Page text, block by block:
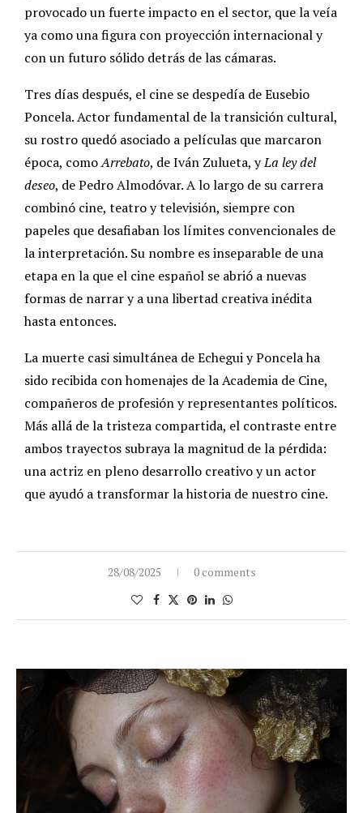
provocado un fuerte impacto en el sector, que la veía
ya como una figura con proyección internacional y
con un futuro sólido detrás de las cámaras.
Tres días después, el cine se despedía de Eusebio
Poncela. Actor fundamental de la transición cultural,
su rostro quedó asociado a películas que marcaron
época, comoArrebato, de Iván Zulueta, yLa ley del
deseo, de Pedro Almodóvar. A lo largo de su carrera
combinó cine, teatro y televisión, siempre con
papeles que desafiaban los límites convencionales de
la interpretación. Su nombre es inseparable de una
etapa en la que el cine español se abrió a nuevas
formas de narrar y a una libertad creativa inédita
hasta entonces.
La muerte casi simultánea de Echegui y Poncela ha
sido recibida con homenajes de la Academia de Cine,
compañeros de profesión y representantes políticos.
Más allá de la tristeza compartida, el contraste entre
ambos trayectos subraya la magnitud de la pérdida:
una actriz en pleno desarrollo creativo y un actor
que ayudó a transformar la historia de nuestro cine.
28/08/2025 0 comments